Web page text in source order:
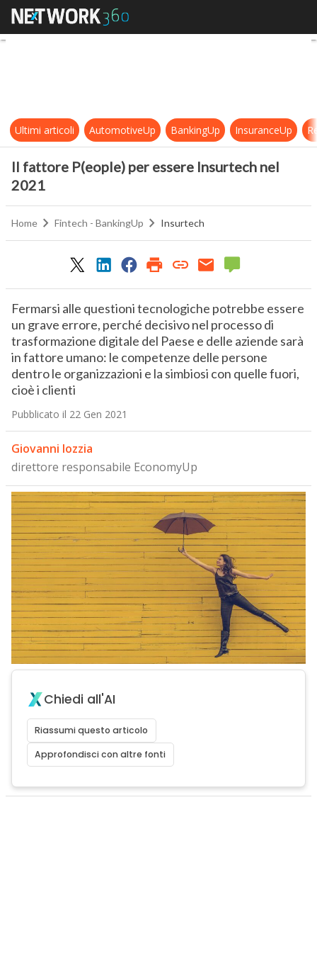
Il fattore P(eople) per essere
Ultimi articoli AutomotiveUp BankingUp InsuranceUp
Il fattore P(eople) per essere Insurtech nel
2021
Home Fintech - BankingUp Insurtech
Fermarsi alle questioni tecnologiche potrebbe essere
un grave errore, perché decisivo nel processo di
trasformazione digitale del Paese e delle aziende sarà
in fattore umano: le competenze delle persone
dentro le organizzazioni e la simbiosi con quelle fuori,
cioè i clienti
Pubblicato il 22 Gen 2021
Giovanni Iozzia
direttore responsabile EconomyUp
Chiedi all'AI
Riassumi questo articolo
Approfondisci con altre fonti